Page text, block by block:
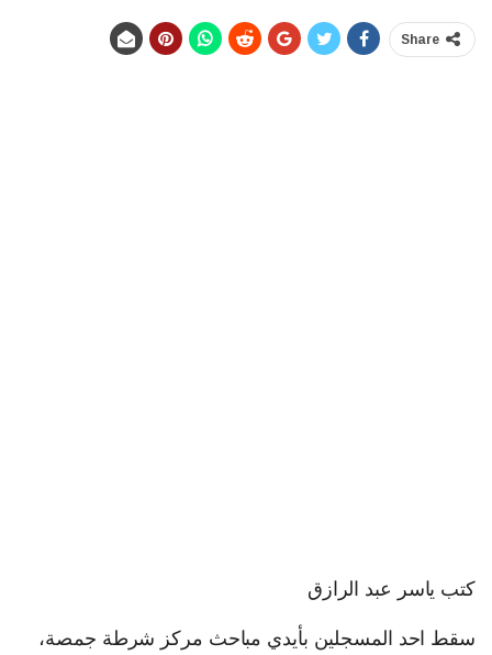
Share
كتب ياسر عبد الرازق
سقط احد المسجلين بأيدي مباحث مركز شرطة جمصة،